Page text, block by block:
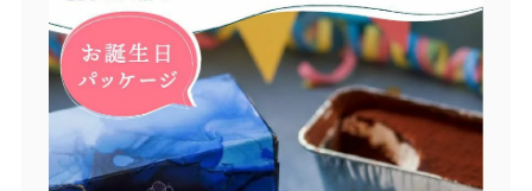
商品一覧
とろ生ガトーショコラ
とろ生チーズケーキ